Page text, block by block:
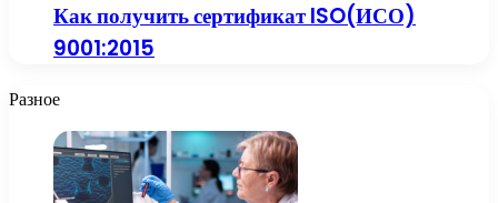
Как получить сертификат ISO(ИСО)
9001:2015
Разное